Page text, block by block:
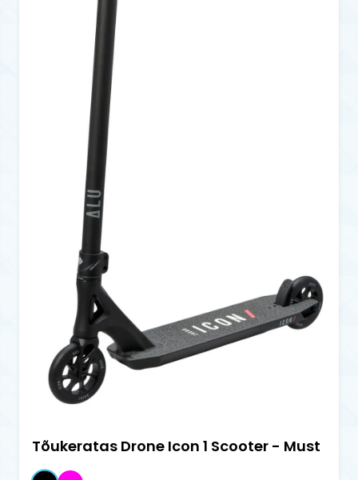
Tõukeratas Drone Icon 1 Scooter - Must